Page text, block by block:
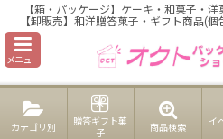
【箱・パッケージ】ケーキ・和菓子・
【卸販売】和洋贈答菓子・ギフト商品(
メニュー
カテゴリ別
贈答ギフト菓
子
商品検索
イ